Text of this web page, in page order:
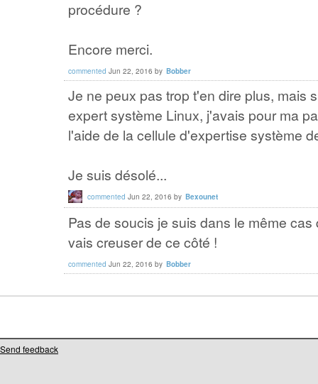
procédure ?
Encore merci.
commented Jun 22, 2016 by Bobber
Je ne peux pas trop t'en dire plus, mais
expert système Linux, j'avais pour ma
l'aide de la cellule d'expertise système
Je suis désolé...
commented Jun 22, 2016 by Bexounet
Pas de soucis je suis dans le même
vais creuser de ce côté !
commented Jun 22, 2016 by Bobber
Send feedback